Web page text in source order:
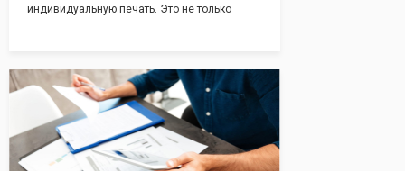
индивидуальную печать. Это не только
вам поможем с помощью изготовления
печати по индивидуальному эскизу, который
Вы выберете сами из нашего каталога.